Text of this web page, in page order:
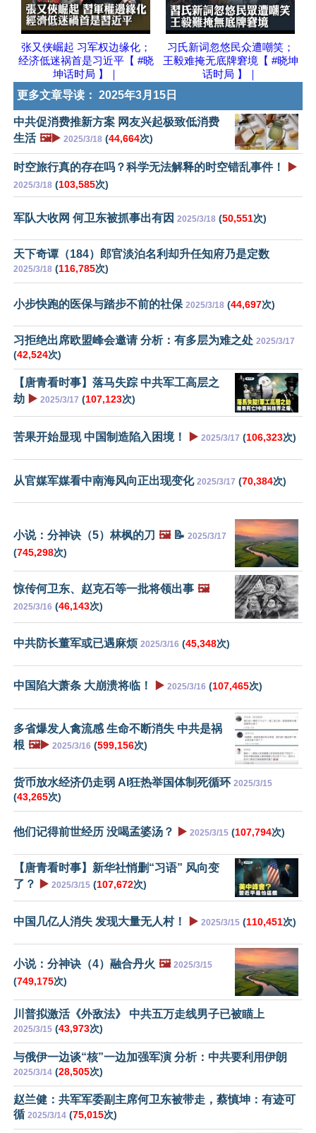
张又侠崛起 习军权边缘化；
经济低迷祸首是习近平【 #晓
坤话时局 】｜
习氏新词忽悠民众遭嘲笑；
王毅难掩无底牌窘境【 #晓坤
话时局 】｜
更多文章导读： 2025年3月15日
中共促消费推新方案 网友兴起极致低消费
生活 🖼️▶️ 2025/3/18 (44,664次)
时空旅行真的存在吗？科学无法解释的时空错乱事件！ ▶️
2025/3/18 (103,585次)
军队大收网 何卫东被抓事出有因 2025/3/18 (50,551次)
天下奇谭（184）郎官淡泊名利却升任知府乃是定数
2025/3/18 (116,785次)
小步快跑的医保与踏步不前的社保 2025/3/18 (44,697次)
习拒绝出席欧盟峰会邀请 分析：有多层为难之处 2025/3/17
(42,524次)
【唐青看时事】落马失踪 中共军工高层之
劫 ▶️ 2025/3/17 (107,123次)
苦果开始显现 中国制造陷入困境！ ▶️ 2025/3/17 (106,323次)
从官媒军媒看中南海风向正出现变化 2025/3/17 (70,384次)
小说：分神诀（5）林枫的刀 🖼️📝 2025/3/17
(745,298次)
惊传何卫东、赵克石等一批将领出事 🖼️
2025/3/16 (46,143次)
中共防长董军或已遇麻烦 2025/3/16 (45,348次)
中国陷大萧条 大崩溃将临！ ▶️ 2025/3/16 (107,465次)
多省爆发人禽流感 生命不断消失 中共是祸
根 🖼️▶️ 2025/3/16 (599,156次)
货币放水经济仍走弱 AI狂热举国体制死循环 2025/3/15
(43,265次)
他们记得前世经历 没喝孟婆汤？ ▶️ 2025/3/15 (107,794次)
【唐青看时事】新华社悄删“习语” 风向变
了？
▶️ 2025/3/15 (107,672次)
中国几亿人消失 发现大量无人村！ ▶️ 2025/3/15 (110,451次)
小说：分神诀（4）融合丹火 🖼️ 2025/3/15
(749,175次)
川普拟激活《外敌法》 中共五万走线男子已被瞄上
2025/3/15 (43,973次)
与俄伊一边谈“核”一边加强军演 分析：中共要利用伊朗
2025/3/14 (28,505次)
赵兰健：共军军委副主席何卫东被带走，蔡慎坤：有迹可
循 2025/3/14 (75,015次)